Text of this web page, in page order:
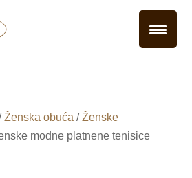
Ženska obuća /Ženske
modne platnene tenisice